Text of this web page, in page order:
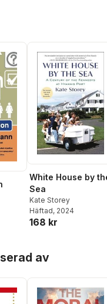
White House by
Sea
Kate Storey
Häftad, 2024
168 kr
av